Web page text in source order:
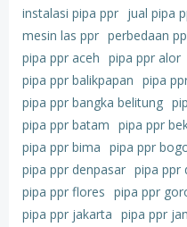
instalasi pipa ppr jual pipa
mesin las ppr perbedaan
pipa ppr aceh pipa ppr alor
pipa ppr balikpapan pipa
pipa ppr bangka belitung
pipa ppr batam pipa ppr
pipa ppr bima pipa ppr
pipa ppr denpasar pipa ppr
pipa ppr flores pipa ppr
pipa ppr jakarta pipa ppr